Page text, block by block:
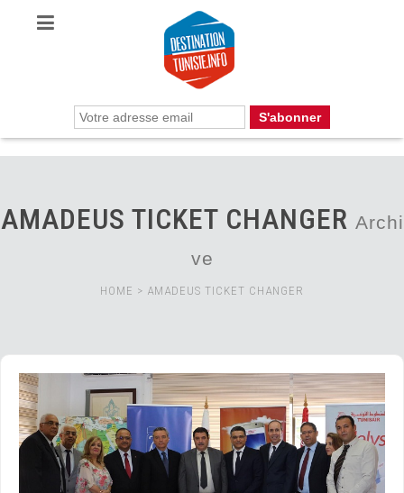
AMADEUS TICKET CHANGER Archi
ve
HOME > AMADEUS TICKET CHANGER